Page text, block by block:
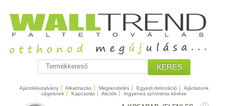
KERES
Ajándékutalvány Alkalmazás Megrendelés Egyedi dekoráció
Ajánlatunk
cégeknek
Kapcsolat Akciók Ingyenes színminta kérése